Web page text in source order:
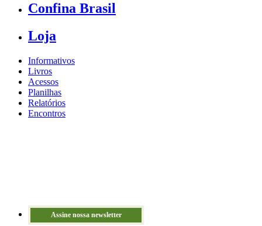
Confina Brasil
Loja
Informativos
Livros
Acessos
Planilhas
Relatórios
Encontros
Assine nossa newsletter